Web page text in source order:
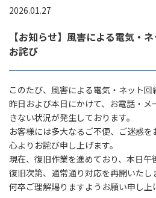
2026.01.27
【お知らせ】風害による電気・
お詫び
このたび、 風害による電気・ネット回
昨日および本日にかけて、お電話・
きない状況が発生しております。
お客様には多大なるご不便、ご迷惑を
心よりお詫び申し上げます。
現在、復旧作業を進めており、 本日午
復旧次第、通常通り対応を再開いたし
何卒ご理解賜りますようお願い申し上